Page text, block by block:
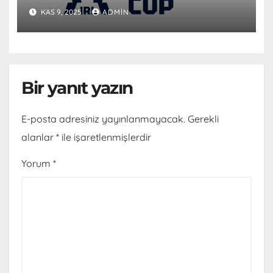
KAS 9, 2025 ADMIN
Bir yanıt yazın
E-posta adresiniz yayınlanmayacak. Gerekli
alanlar * ile işaretlenmişlerdir
Yorum *